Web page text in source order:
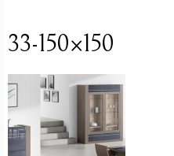
33-150×150